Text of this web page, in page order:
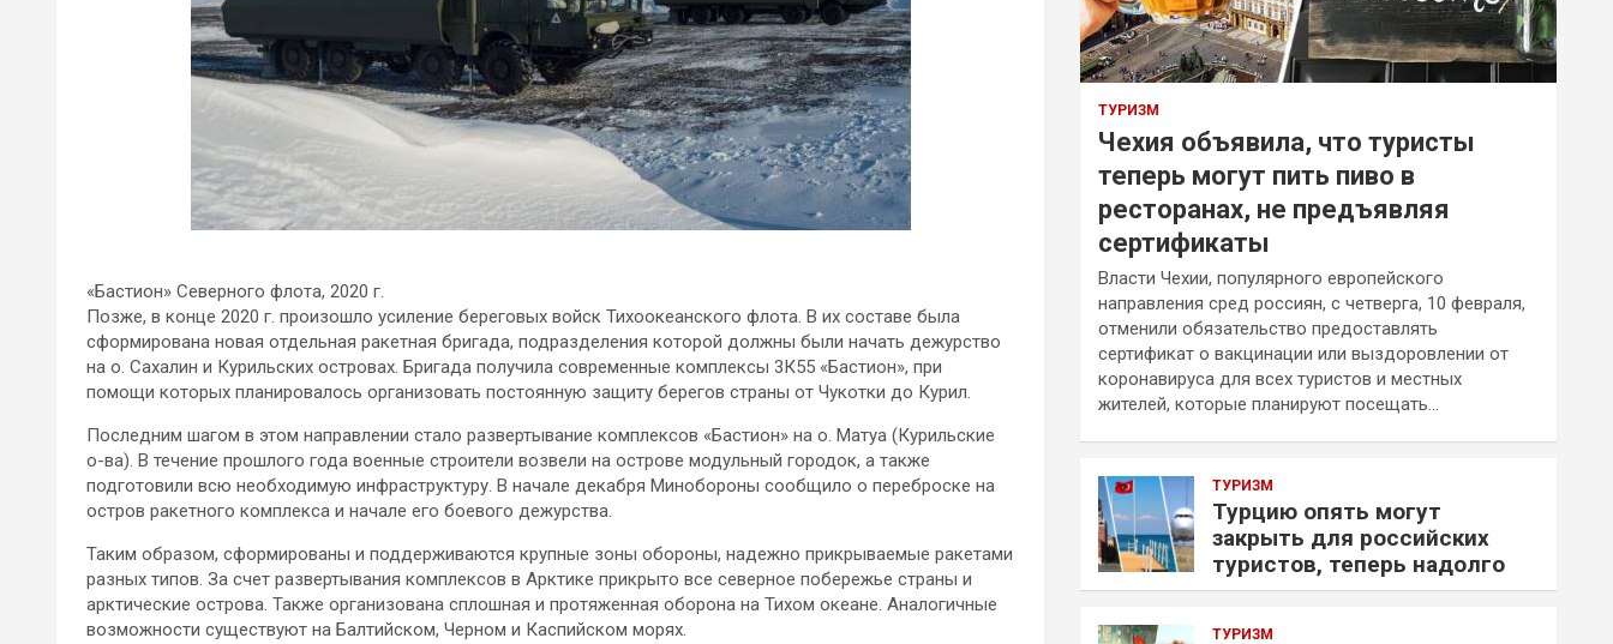
«Бастион» Северного флота, 2020 г.
Позже, в конце 2020 г. произошло усиление береговых войск Тихоокеанского флота. В их составе была
сформирована новая отдельная ракетная бригада, подразделения которой должны были начать дежурство
на о. Сахалин и Курильских островах. Бригада получила современные комплексы 3К55 «Бастион», при
помощи которых планировалось организовать постоянную защиту берегов страны от Чукотки до Курил.
Последним шагом в этом направлении стало развертывание комплексов «Бастион» на о. Матуа (Курильские
о-ва). В течение прошлого года военные строители возвели на острове модульный городок, а также
подготовили всю необходимую инфраструктуру. В начале декабря Минобороны сообщило о переброске на
остров ракетного комплекса и начале его боевого дежурства.
Таким образом, сформированы и поддерживаются крупные зоны обороны, надежно прикрываемые ракетами
разных типов. За счет развертывания комплексов в Арктике прикрыто все северное побережье страны и
арктические острова. Также организована сплошная и протяженная оборона на Тихом океане. Аналогичные
возможности существуют на Балтийском, Черном и Каспийском морях.
ТУРИЗМ
Чехия объявила, что туристы
теперь могут пить пиво в
ресторанах, не предъявляя
сертификаты
Власти Чехии, популярного европейского
направления сред россиян, с четверга, 10 февраля,
отменили обязательство предоставлять
сертификат о вакцинации или выздоровлении от
коронавируса для всех туристов и местных
жителей, которые планируют посещать…
ТУРИЗМ
Турцию опять могут
закрыть для российских
туристов, теперь надолго
ТУРИЗМ